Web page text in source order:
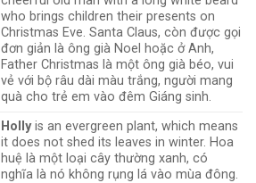
who brings children their presents on
Christmas Eve. Santa Claus, còn được gọi
đơn giản là ông già Noel hoặc ở Anh,
Father Christmas là một ông già béo, vui
vẻ với bộ râu dài màu trắng, người mang
quà cho trẻ em vào đêm Giáng sinh.
Hollyis an evergreen plant, which means
it does not shed its leaves in winter. Hoa
huệ là một loại cây thường xanh, có
nghĩa là nó không rụng lá vào mùa đông.